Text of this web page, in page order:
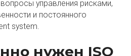
управления рисками,
и постоянного
system.
нужен ISO